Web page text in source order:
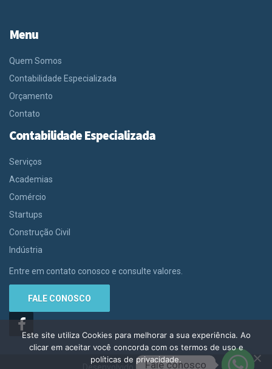
Menu
Quem Somos
Contabilidade Especializada
Orçamento
Contato
Contabilidade Especializada
Serviços
Academias
Comércio
Startups
Construção Civil
Indústria
Entre em contato conosco e consulte valores.
FALE CONOSCO
Este site utiliza Cookies para melhorar a sua experiência. Ao
clicar em aceitar você concorda com os termos de uso e
políticas de privacidade.
Fale conosco